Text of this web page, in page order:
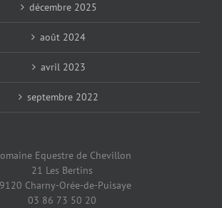
décembre 2025
août 2024
avril 2023
septembre 2022
Equestre de Chevillon
21 Les Bertins
Charny-Orée-de-Puisaye
03 86 73 50 20